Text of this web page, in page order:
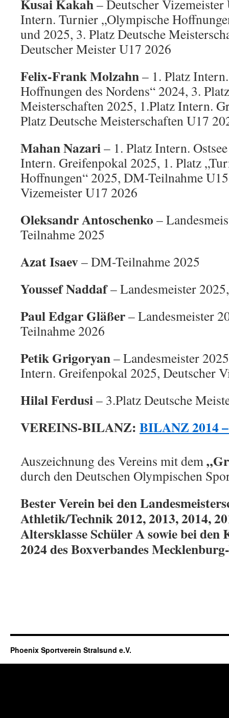
Kusai Kakah– Deutscher
Intern. Turnier „Olympische
und 2025, 3. Platz Deutsche
Deutscher Meister U17 2026
Felix-Frank Molzahn– 1. Platz
Hoffnungen des Nordens“ 2024, 3.
Meisterschaften 2025, 1.Platz Intern.
Platz Deutsche Meisterschaften U17
Mahan Nazari– 1. Platz Intern.
Intern. Greifenpokal 2025, 1. Platz
Hoffnungen“ 2025, DM-Teilnahme
Vizemeister U17 2026
Oleksandr Antoschenko –
Teilnahme 2025
Azat Isaev– DM-Teilnahme 2025
Youssef Naddaf– Landesmeister
Paul Edgar Gläßer– Landesmeister
Teilnahme 2026
Petik Grigoryan– Landesmeister
Intern. Greifenpokal 2025, Deutscher
Hilal Ferdusi– 3.Platz Deutsche
VEREINS-BILANZ: BILANZ 2014
Auszeichnung des Vereins mit dem
durch den Deutschen Olympischen
Bester Verein bei den
Athletik/Technik 2012, 2013, 2014,
Altersklasse Schüler A sowie bei den
2024 des Boxverbandes
Phoenix Sportverein Stralsund e.V.